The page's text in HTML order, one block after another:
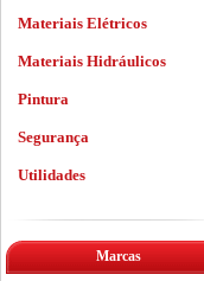
Materiais Elétricos
Materiais Hidráulicos
Pintura
Segurança
Utilidades
Marcas